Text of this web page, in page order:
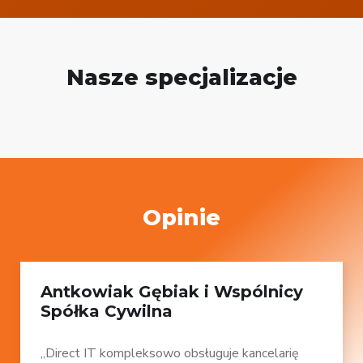
Nasze specjalizacje
Opinie
Antkowiak Gębiak i Wspólnicy
Spółka Cywilna
„Direct IT kompleksowo obsługuje kancelarię